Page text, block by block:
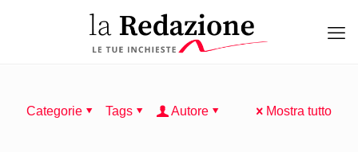
Categorie Tags Autore Mostra tutto